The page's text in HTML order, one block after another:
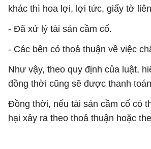
khác thì hoa lợi, lợi tức, giấy tờ
- Đã xử lý tài sản cầm cố.
- Các bên có thoả thuận về việc
Như vậy, theo quy định của luật,
đồng thời cũng sẽ được thanh
Đồng thời, nếu tài sản cầm cố có
hại xảy ra theo thoả thuận hoặc